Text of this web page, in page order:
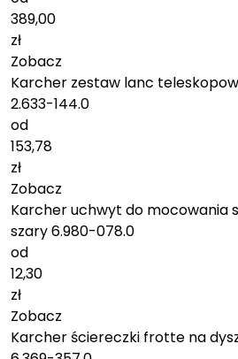
389,00
zł
Zobacz
Karcher zestaw lanc
2.633-144.0
od
153,78
zł
Zobacz
Karcher uchwyt do mocowania
szary 6.980-078.0
od
12,30
zł
Zobacz
Karcher ściereczki frotte na